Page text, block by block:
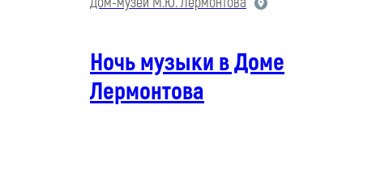
Ночь музыки в Доме
Лермонтова